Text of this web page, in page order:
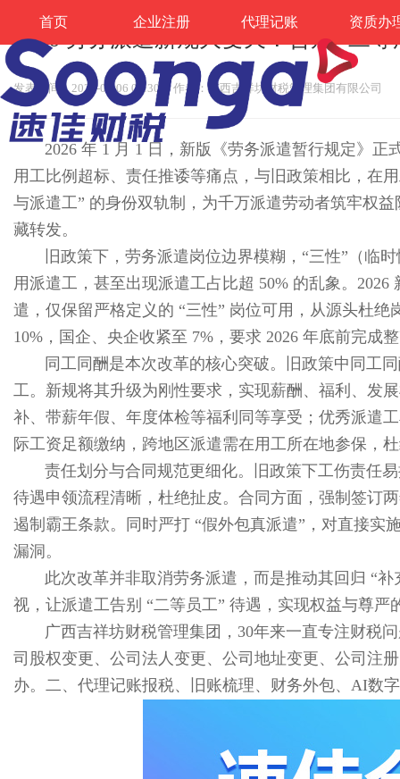
首页 企业注册 代理记账 资质办
2026 劳务派遣新规大变天！告别 “二
发表时间：2026-05-06 09:30 作者：广西吉祥坊财税管理集团有限公司
 2026 年 1 月 1 日，新版《劳务派遣暂行
用工比例超标、责任推诿等痛点，与旧政策相比，在
与派遣工” 的身份双轨制，为千万派遣劳动者筑牢权
藏转发。
旧政策下，劳务派遣岗位边界模糊，“三性”（临
用派遣工，甚至出现派遣工占比超 50% 的乱象。
遣，仅保留严格定义的 “三性” 岗位可用，从源头杜
10%，国企、央企收紧至 7%，要求 2026 年底前完成
同工同酬是本次改革的核心突破。旧政策中同工
工。新规将其升级为刚性要求，实现薪酬、福利、发
补、带薪年假、年度体检等福利同等享受；优秀派遣
际工资足额缴纳，跨地区派遣需在用工所在地参保，
责任划分与合同规范更细化。旧政策下工伤责任
待遇申领流程清晰，杜绝扯皮。合同方面，强制签订
遏制霸王条款。同时严打 “假外包真派遣”，对直接实
漏洞。
此次改革并非取消劳务派遣，而是推动其回归 “
视，让派遣工告别 “二等员工” 待遇，实现权益与尊严
广西吉祥坊财税管理集团，30年来一直专注财税
司股权变更、公司法人变更、公司地址变更、公司注
办。二、代理记账报税、旧账梳理、财务外包、AI数